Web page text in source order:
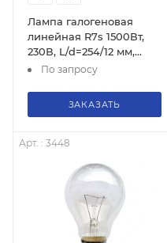
Лампа галогеновая
линейная R7s 1500Вт,
230В, L/d=254/12 мм,
тов-120031
По запросу
ЗАКАЗАТЬ
Арт. : 3448